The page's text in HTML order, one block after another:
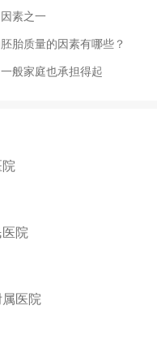
素之一
胎质量的因素有哪些？
般家庭也承担得起
院
医院